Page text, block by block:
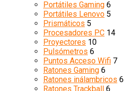
Portátiles Gaming 6
Portátiles Lenovo 5
Prismáticos 5
Procesadores PC 14
Proyectores 10
Pulsómetros 6
Puntos Acceso Wifi 7
Ratones Gaming 6
Ratones inálambricos 6
Ratones Trackball
6